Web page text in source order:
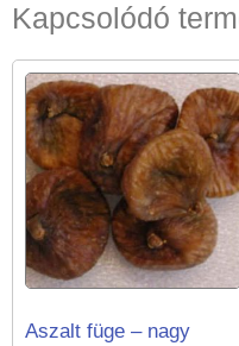
Kapcsolódó
Aszalt füge – nagy